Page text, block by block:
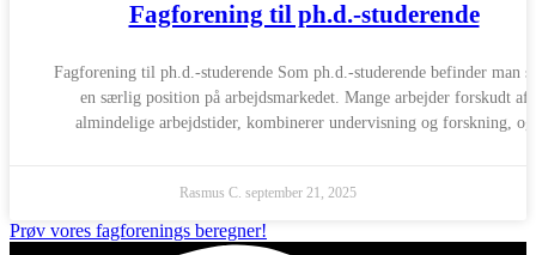
Fagforening til ph.d.-studerende
Fagforening til ph.d.-studerende Som ph.d.-studerende befinder man
en særlig position på arbejdsmarkedet. Mange arbejder forskudt af
almindelige arbejdstider, kombinerer undervisning og forskning, og
Rasmus C. september 21, 2025
Prøv vores fagforenings beregner!